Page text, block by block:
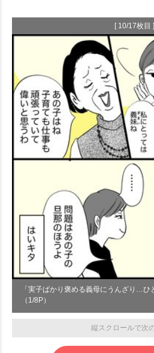
[ 10/17枚目 ]
「実子ばかり褒める義母にうんざり…ひ
（1/8P）
縦スクロールで次